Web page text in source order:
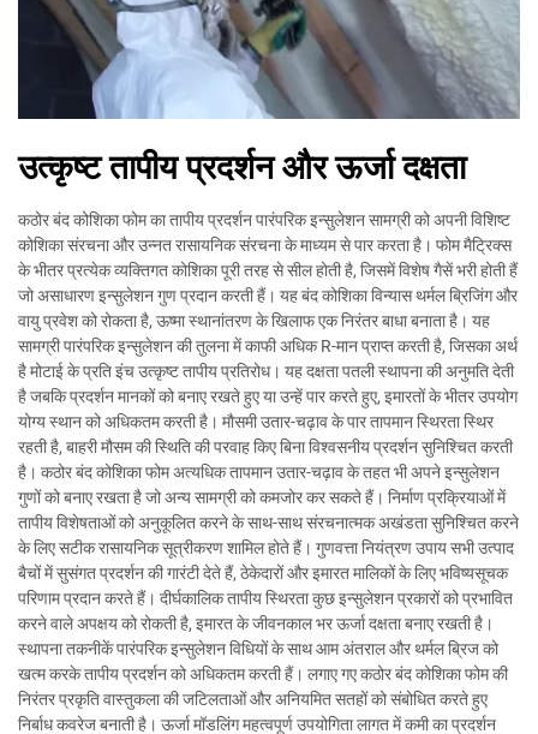
उत्कृष्ट तापीय प्रदर्शन और ऊर्जा दक्षता
कठोर बंद कोशिका फोम का तापीय प्रदर्शन पारंपरिक इन्सुलेशन सामग्री को अपनी विशिष्ट
कोशिका संरचना और उन्नत रासायनिक संरचना के माध्यम से पार करता है। फोम मैट्रिक्स
के भीतर प्रत्येक व्यक्तिगत कोशिका पूरी तरह से सील होती है, जिसमें विशेष गैसें भरी होती हैं
जो असाधारण इन्सुलेशन गुण प्रदान करती हैं। यह बंद कोशिका विन्यास थर्मल ब्रिजिंग और
वायु प्रवेश को रोकता है, ऊष्मा स्थानांतरण के खिलाफ एक निरंतर बाधा बनाता है। यह
सामग्री पारंपरिक इन्सुलेशन की तुलना में काफी अधिक R-मान प्राप्त करती है, जिसका अर्थ
है मोटाई के प्रति इंच उत्कृष्ट तापीय प्रतिरोध। यह दक्षता पतली स्थापना की अनुमति देती
है जबकि प्रदर्शन मानकों को बनाए रखते हुए या उन्हें पार करते हुए, इमारतों के भीतर उपयोग
योग्य स्थान को अधिकतम करती है। मौसमी उतार-चढ़ाव के पार तापमान स्थिरता स्थिर
रहती है, बाहरी मौसम की स्थिति की परवाह किए बिना विश्वसनीय प्रदर्शन सुनिश्चित करती
है। कठोर बंद कोशिका फोम अत्यधिक तापमान उतार-चढ़ाव के तहत भी अपने इन्सुलेशन
गुणों को बनाए रखता है जो अन्य सामग्री को कमजोर कर सकते हैं। निर्माण प्रक्रियाओं में
तापीय विशेषताओं को अनुकूलित करने के साथ-साथ संरचनात्मक अखंडता सुनिश्चित करने
के लिए सटीक रासायनिक सूत्रीकरण शामिल होते हैं। गुणवत्ता नियंत्रण उपाय सभी उत्पाद
बैचों में सुसंगत प्रदर्शन की गारंटी देते हैं, ठेकेदारों और इमारत मालिकों के लिए भविष्यसूचक
परिणाम प्रदान करते हैं। दीर्घकालिक तापीय स्थिरता कुछ इन्सुलेशन प्रकारों को प्रभावित
करने वाले अपक्षय को रोकती है, इमारत के जीवनकाल भर ऊर्जा दक्षता बनाए रखती है।
स्थापना तकनीकें पारंपरिक इन्सुलेशन विधियों के साथ आम अंतराल और थर्मल ब्रिज को
खत्म करके तापीय प्रदर्शन को अधिकतम करती हैं। लगाए गए कठोर बंद कोशिका फोम की
निरंतर प्रकृति वास्तुकला की जटिलताओं और अनियमित सतहों को संबोधित करते हुए
निर्बाध कवरेज बनाती है। ऊर्जा मॉडलिंग महत्वपूर्ण उपयोगिता लागत में कमी का प्रदर्शन